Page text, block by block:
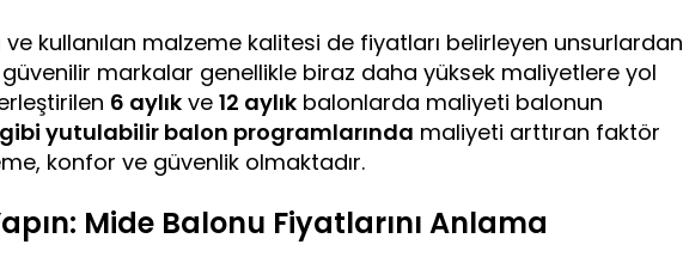
kullanılan malzeme kalitesi de fiyatları belirleyen unsurlardan
markalar genellikle biraz daha yüksek maliyetlere yol
6 aylıkve 12 aylıkbalonlarda maliyeti balonun
yutulabilir balon programlarında maliyeti arttıran faktör
konfor ve güvenlik olmaktadır.
Mide Balonu Fiyatlarını Anlama